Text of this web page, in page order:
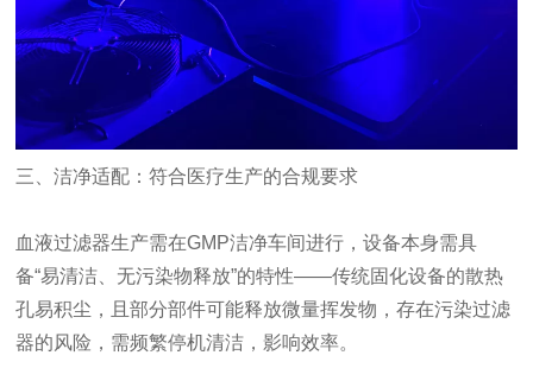
三、洁净适配：符合医疗生产的合规要求
血液过滤器生产需在GMP洁净车间进行，设备本身需具
备“易清洁、无污染物释放”的特性——传统固化设备的散热
孔易积尘，且部分部件可能释放微量挥发物，存在污染过滤
器的风险，需频繁停机清洁，影响效率。